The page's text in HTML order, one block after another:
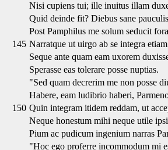
Nisi cupiens tui; ille inuitus illam
Quid deinde fit? Diebus sane pauculis
Post Pamphilus me solum seducit
145 Narratque ut uirgo ab se integra
Seque ante quam eam uxorem
Sperasse eas tolerare posse nuptias.
"Sed quam decrerim me non posse
Habere, eam ludibrio haberi,
150 Quin integram itidem reddam, ut
Neque honestum mihi neque utile
Pium ac pudicum ingenium narras
"Hoc ego proferre incommodum mi